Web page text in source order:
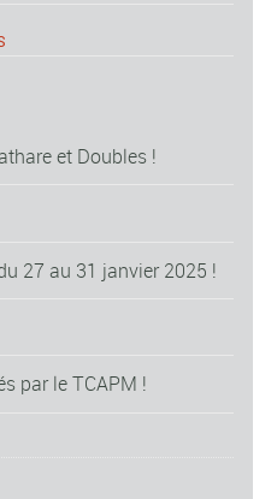
et Doubles !
27 au 31 janvier 2025 !
par le TCAPM !